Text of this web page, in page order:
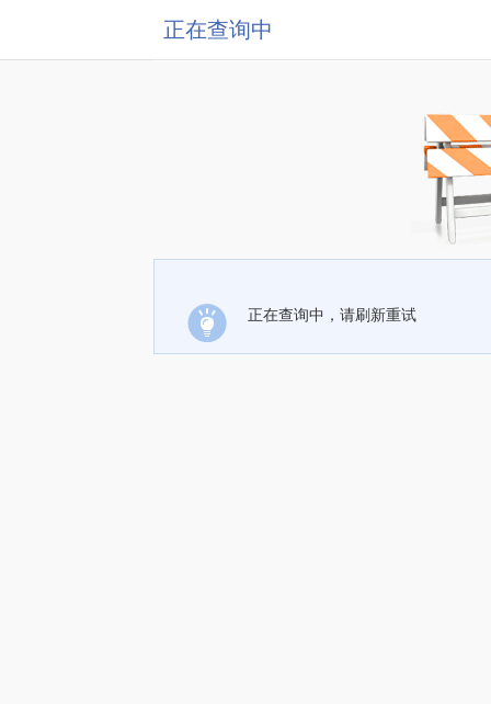
正在查询中
正在查询中，请刷新重试